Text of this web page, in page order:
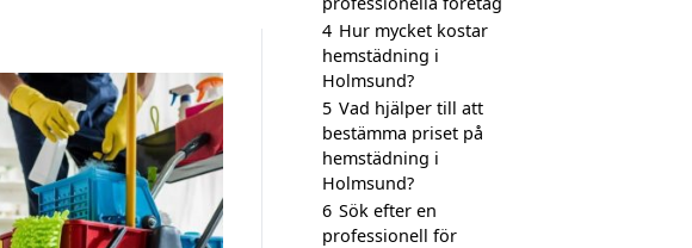
4 Hur mycket kostar
hemstädning i
Holmsund?
5 Vad hjälper till att
bestämma priset på
hemstädning i
Holmsund?
6 Sök efter en
professionell för